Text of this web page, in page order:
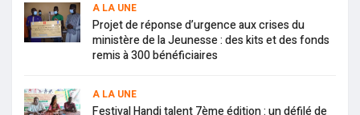
A LA UNE
Projet de réponse d’urgence aux crises du
ministère de la Jeunesse : des kits et des fonds
remis à 300 bénéficiaires
A LA UNE
Festival Handi talent 7ème édition : un défilé de